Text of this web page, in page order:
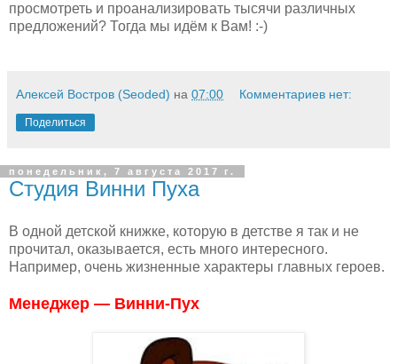
просмотреть и проанализировать тысячи различных
предложений? Тогда мы идём к Вам! :-)
Алексей Востров (Seoded) на 07:00 Комментариев нет:
Поделиться
понедельник, 7 августа 2017 г.
Студия Винни Пуха
В одной детской книжке, которую в детстве я так и не
прочитал, оказывается, есть много интересного.
Например, очень жизненные характеры главных героев.
Менеджер — Винни-Пух